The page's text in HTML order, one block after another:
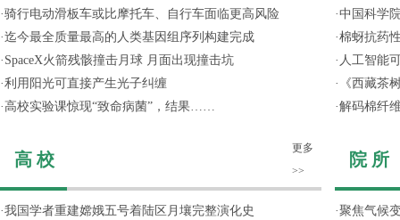
·骑行电动滑板车或比摩托车、自行车面临更高风险
·迄今最全质量最高的人类基因组序列构建完成
· SpaceX火箭残骸撞击月球 月面出现撞击坑
·利用阳光可直接产生光子纠缠
· 高校实验课惊现“致命病菌”，结果……
高 校
更多
>>
·我国学者重建嫦娥五号着陆区月壤完整演化史
·中国科学
·棉蚜抗药
· 人工智能
·
《西藏茶
·解码棉纤
院 所
·聚焦气候